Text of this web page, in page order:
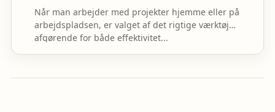
Når man arbejder med projekter hjemme eller på
arbejdspladsen, er valget af det rigtige værktøj
afgørende for både effektivitet...